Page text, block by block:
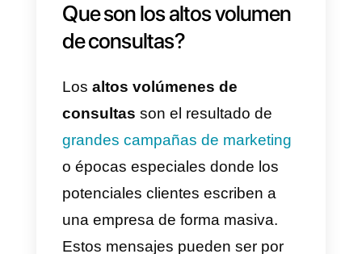
extra para atenderlas. Sin
embargo, existen herramientas
especializadas para manejar
tipo de situaciones.
En esta ocasión vamos a hablar
deCallbelly su ayuda a las
empresas a